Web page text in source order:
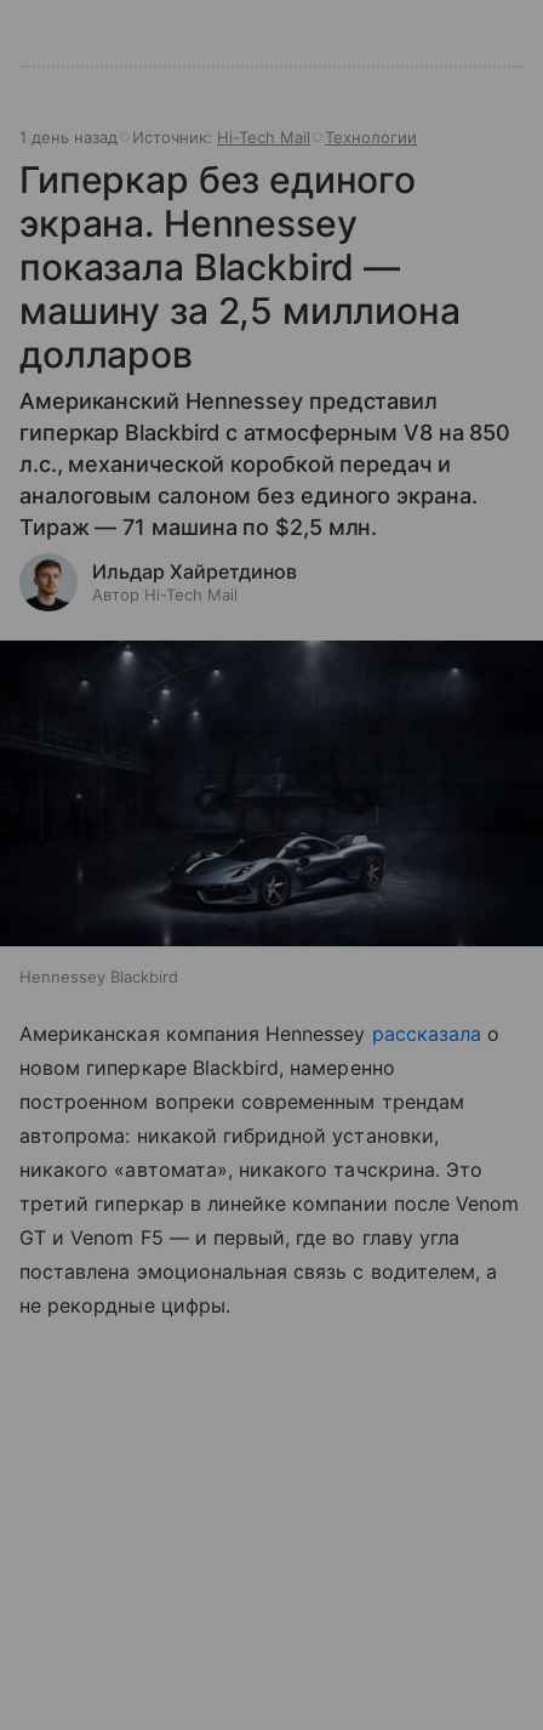
1 день назад Источник: Hi-Tech Mail Технологии
Гиперкар без единого
экрана. Hennessey
показала Blackbird —
машину за 2,5 миллиона
долларов
Американский Hennessey представил
гиперкар Blackbird с атмосферным V8 на 850
л.с., механической коробкой передач и
аналоговым салоном без единого экрана.
Тираж — 71 машина по $2,5 млн.
Ильдар Хайретдинов
Автор Hi-Tech Mail
Hennessey Blackbird
Американская компания Hennessey рассказала о
новом гиперкаре Blackbird, намеренно
построенном вопреки современным трендам
автопрома: никакой гибридной установки,
никакого «автомата», никакого тачскрина. Это
третий гиперкар в линейке компании после Venom
GT и Venom F5 — и первый, где во главу угла
поставлена эмоциональная связь с водителем, а
не рекордные цифры.